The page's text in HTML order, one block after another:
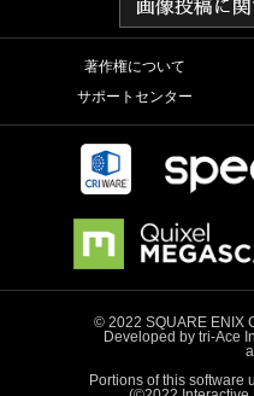
著作権について
サポートセンター
© 2022 SQUARE ENIX
Developed by tri-Ace
Portions of this